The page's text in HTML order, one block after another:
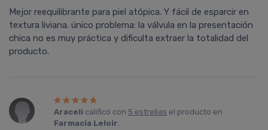
Mejor reequilibrante para piel atópica. Y fácil de esparcir en
textura liviana. único problema: la válvula en la presentación
chica no es muy práctica y dificulta extraer la totalidad del
producto.
Araceli calificó con 5 estrellas el producto en
Farmacia Leloir.